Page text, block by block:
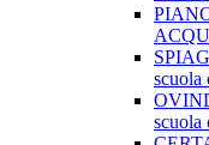
scuola
scuola